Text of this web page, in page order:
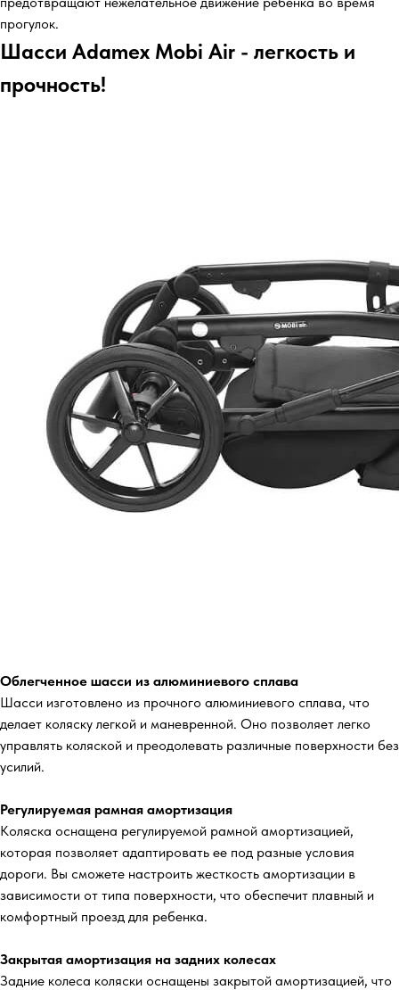
прогулок.
Шасси Adamex Mobi Air - легкость и
прочность!
Облегченное шасси из алюминиевого сплава
Шасси изготовлено из прочного алюминиевого сплава, что
делает коляску легкой и маневренной. Оно позволяет легко
управлять коляской и преодолевать различные поверхности без
усилий.
Регулируемая рамная амортизация
Коляска оснащена регулируемой рамной амортизацией,
которая позволяет адаптировать ее под разные условия
дороги. Вы сможете настроить жесткость амортизации в
зависимости от типа поверхности, что обеспечит плавный и
комфортный проезд для ребенка.
Закрытая амортизация на задних колесах
Задние колеса коляски оснащены закрытой амортизацией, что